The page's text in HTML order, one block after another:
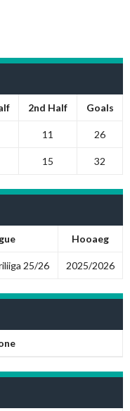
2nd Half Goals
11 26
15 32
Hooaeg
25/26 2025/2026